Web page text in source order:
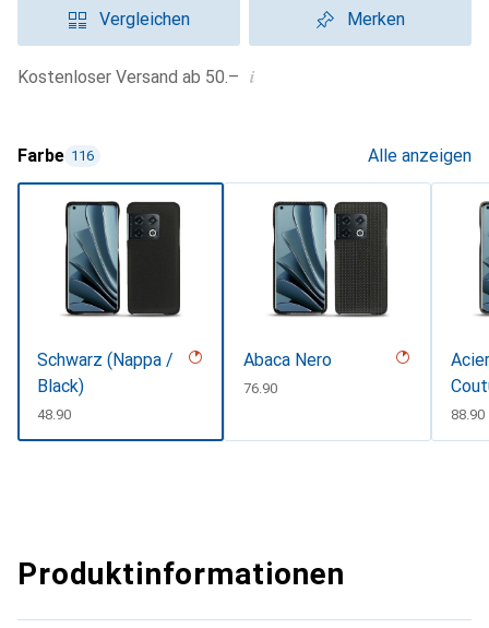
Vergleichen Merken
Kostenloser Versand ab 50.– i
Farbe 116 Alle anzeigen
Schwarz (Nappa /
Black)
CHF
48.90
Abaca Nero
CHF
76.90
CHF
88.90
Produktinformationen